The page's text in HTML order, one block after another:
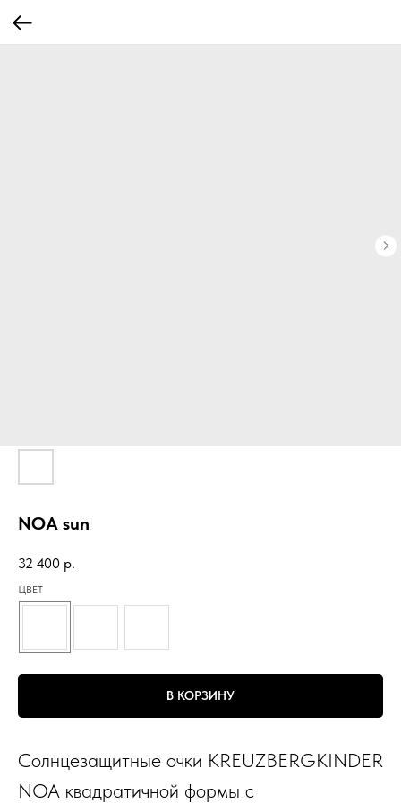
NOA sun
32 400 р.
ЦВЕТ
В КОРЗИНУ
Солнцезащитные очки KREUZBERGKINDER
NOA квадратичной формы с